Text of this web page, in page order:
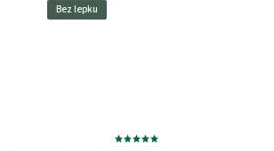
Bez lepku